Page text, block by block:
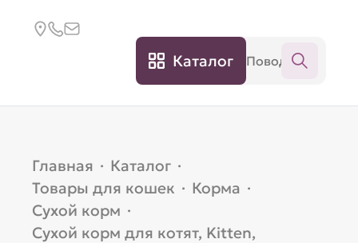
Каталог
Главная · Каталог ·
Товары для кошек · Корма ·
Сухой корм ·
Сухой корм для котят, Kitten,